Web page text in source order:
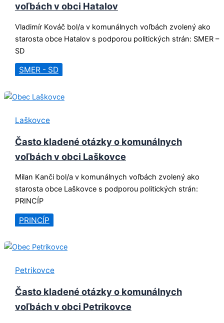
voľbách v obci Hatalov
Vladimír Kováč bol/a v komunálnych voľbách zvolený ako
starosta obce Hatalov s podporou politických strán: SMER –
SD
SMER - SD
Laškovce
Často kladené otázky o komunálnych
voľbách v obci Laškovce
Milan Kanči bol/a v komunálnych voľbách zvolený ako
starosta obce Laškovce s podporou politických strán:
PRINCÍP
PRINCÍP
Petrikovce
Často kladené otázky o komunálnych
voľbách v obci Petrikovce